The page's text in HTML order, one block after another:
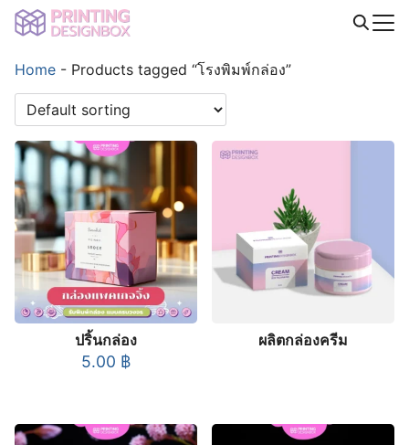
Skip
for:
Home - Products tagged “โรงพิมพ์กล่อง”
ปริ้นกล่อง
5.00 ฿
ผลิตกล่องครีม